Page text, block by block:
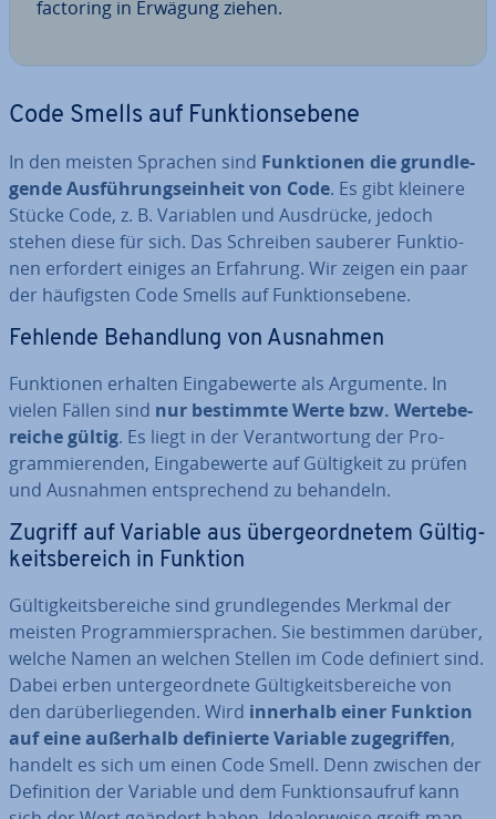
fac­to­ring in Erwägung ziehen.
Code Smells auf Funk­ti­ons­ebe­ne
In den meisten Sprachen sind Funk­tio­nen die grund­le­
gen­de Aus­füh­rungs­ein­heit von Code. Es gibt kleinere
Stücke Code, z. B. Variablen und Ausdrücke, jedoch
stehen diese für sich. Das Schreiben sauberer Funk­tio­
nen erfordert einiges an Erfahrung. Wir zeigen ein paar
der häu­figs­ten Code Smells auf Funk­ti­ons­ebe­ne.
Fehlende Be­hand­lung von Ausnahmen
Funk­tio­nen erhalten Ein­ga­be­wer­te als Argumente. In
vielen Fällen sind nur bestimmte Werte bzw. Wer­te­be­
rei­che gültig. Es liegt in der Ver­ant­wor­tung der Pro­
gram­mie­ren­den, Ein­ga­be­wer­te auf Gül­tig­keit zu prüfen
und Ausnahmen ent­spre­chend zu behandeln.
Zugriff auf Variable aus über­ge­ord­ne­tem Gül­tig­
keits­be­reich in Funktion
Gül­tig­keits­be­rei­che sind grund­le­gen­des Merkmal der
meisten Pro­gram­mier­spra­chen. Sie bestimmen darüber,
welche Namen an welchen Stellen im Code definiert sind.
Dabei erben un­ter­ge­ord­ne­te Gül­tig­keits­be­rei­che von
den dar­über­lie­gen­den. Wird innerhalb einer Funktion
auf eine außerhalb de­fi­nier­te Variable zu­ge­grif­fen,
handelt es sich um einen Code Smell. Denn zwischen der
De­fi­ni­ti­on der Variable und dem Funk­ti­ons­auf­ruf kann